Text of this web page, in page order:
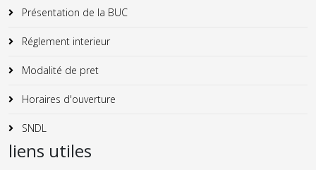
Présentation de la BUC
Réglement interieur
Modalité de pret
Horaires d'ouverture
SNDL
liens utiles